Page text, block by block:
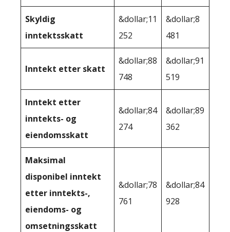
Skyldig
inntektsskatt
&dollar;11
252
&dollar;8
481
Inntekt etter skatt
&dollar;88
748
&dollar;91
519
Inntekt etter
inntekts- og
eiendomsskatt
&dollar;84
274
&dollar;89
362
Maksimal
disponibel inntekt
etter inntekts-,
eiendoms- og
omsetningsskatt
&dollar;78
761
&dollar;84
928